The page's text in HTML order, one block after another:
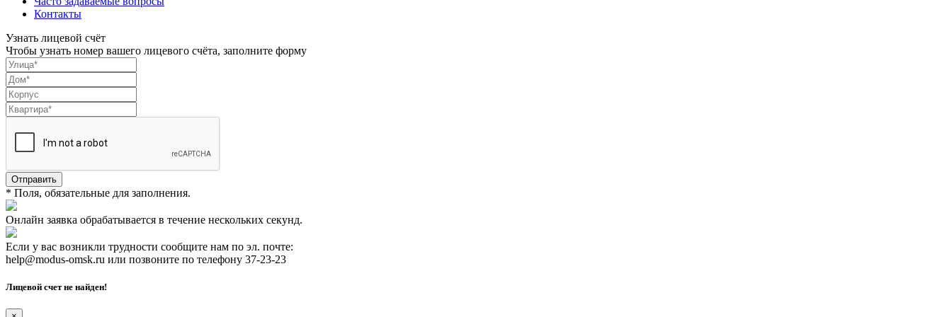
Контакты
Узнать лицевой счёт
Чтобы узнать номер вашего лицевого счёта, заполните форму
Отправить
* Поля, обязательные для заполнения.
Онлайн заявка обрабатывается в течение нескольких секунд.
Если у вас возникли трудности сообщите нам по эл. почте:
help@modus-omsk.ru или позвоните по телефону 37-23-23
Лицевой счет не найден!